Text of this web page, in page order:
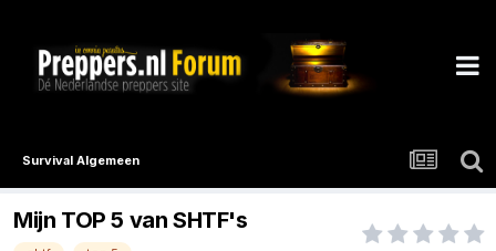
Survival Algemeen
Mijn TOP 5 van SHTF's